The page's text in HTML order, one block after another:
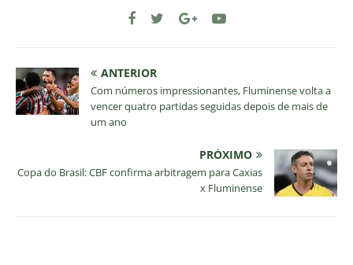
ANTERIOR
Com números impressionantes, Fluminense volta a
vencer quatro partidas seguidas depois de mais de
um ano
PRÓXIMO
Copa do Brasil: CBF confirma arbitragem para Caxias
x Fluminense